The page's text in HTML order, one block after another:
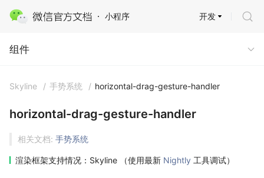
小程序
组件
开发
组件
Skyline / 手势系统 / horizontal-drag-gesture-handler
horizontal-drag-gesture-handler
相关文档: 手势系统
渲染框架支持情况：Skyline （使用最新 Nightly 工具调试）